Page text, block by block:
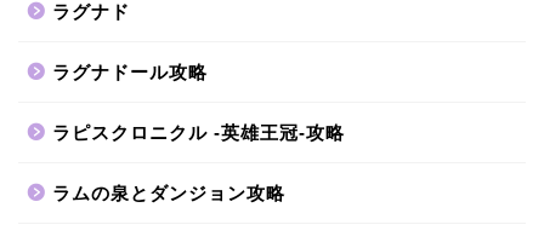
ラグナド
ラグナドール攻略
ラピスクロニクル -英雄王冠-攻略
ラムの泉とダンジョン攻略